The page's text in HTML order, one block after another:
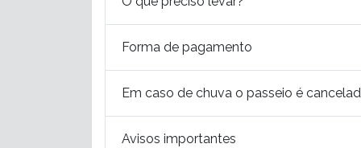
Forma de pagamento
Em caso de chuva o passeio é
Avisos importantes